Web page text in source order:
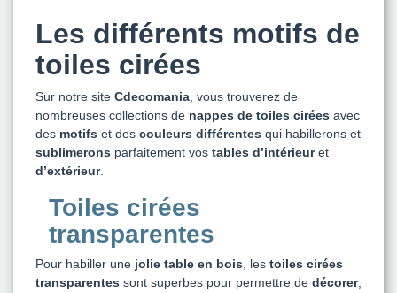
Les différents motifs de
toiles cirées
Sur notre site Cdecomania , vous trouverez de
nombreuses collections de nappes de toiles cirées avec
des motifs et des couleurs différentes qui habillerons et
sublimerons parfaitement vos tables d’intérieuret
d’extérieur.
Toiles cirées
transparentes
Pour habiller une jolie table en bois , les toiles cirées
transparentes sont superbes pour permettre de décorer,